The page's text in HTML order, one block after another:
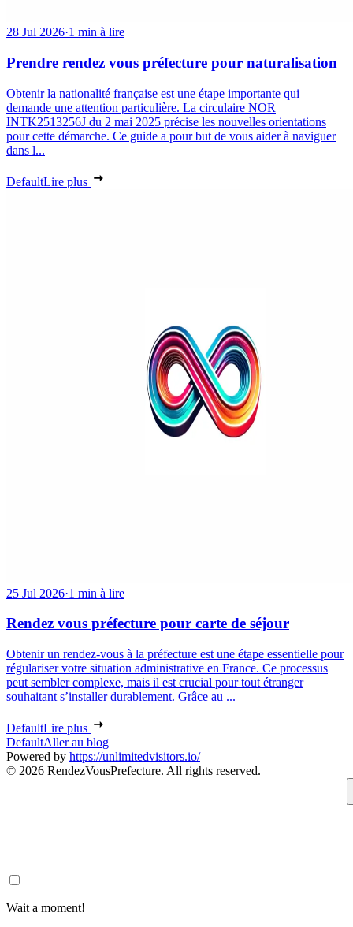
28 Jul 2026·1 min à lire
Prendre rendez vous préfecture pour naturalisation
Obtenir la nationalité française est une étape importante qui
demande une attention particulière. La circulaire NOR
INTK2513256J du 2 mai 2025 précise les nouvelles orientations
pour cette démarche. Ce guide a pour but de vous aider à naviguer
dans l...
DefaultLire plus
25 Jul 2026·1 min à lire
Rendez vous préfecture pour carte de séjour
Obtenir un rendez-vous à la préfecture est une étape essentielle pour
régulariser votre situation administrative en France. Ce processus
peut sembler complexe, mais il est crucial pour tout étranger
souhaitant s’installer durablement. Grâce au ...
DefaultLire plus
DefaultAller au blog
Powered by https://unlimitedvisitors.io/
© 2026 RendezVousPrefecture. All rights reserved.
Wait a moment!